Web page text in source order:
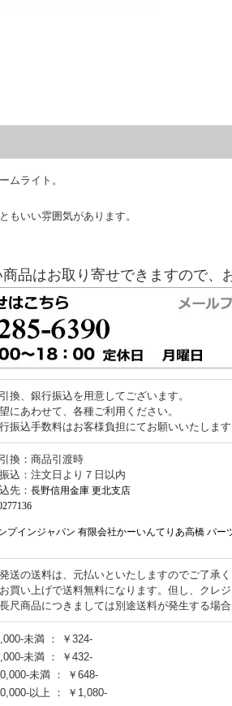
ムライト。
もいい雰囲気があります。
品はお取り寄せできますので、
換、銀行振込を用意してございます。
にあわせて、各種ご利用ください。
振込手数料はお客様負担にてお願いいたします
換：商品引渡時
込：注文日より７日以内
先： 長野信用金庫 更北支店
プインジャパン 有限会社かーいんてりあ高橋 パー
送の送料は、元払いといたしますのでご了承
買い上げで送料無料になります。但し、クレ
尺商品につきましては別途送料が発生する場
未満 ： ￥324-
未満 ： ￥432-
未満 ： ￥648-
以上 ： ￥1,080-